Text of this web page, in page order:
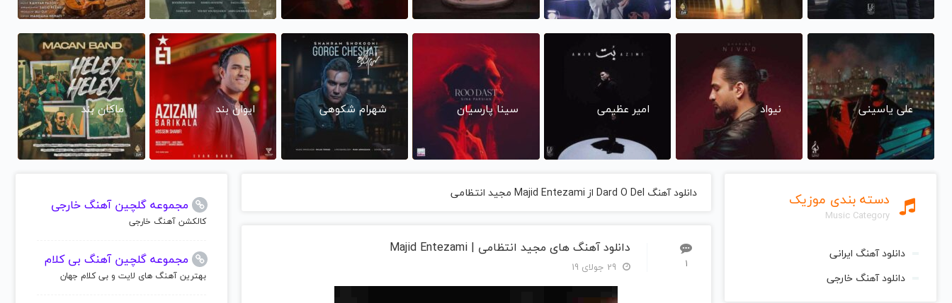
علی یاسینی نیواد امیر عظیمی سینا پارسیان شهرام شکوهی ایوان بند ماکان بند
دسته بندی موزیک
Music Category
دانلود آهنگ ایرانی
دانلود آهنگ خارجی
دانلود آهنگ Dard O Del از Majid Entezami مجید انتظامی
1
دانلود آهنگ های مجید انتظامی | Majid Entezami
مجموعه گلچین آهنگ خارجی
کالکشن آهنگ خارجی
مجموعه گلچین آهنگ بی کلام
بهترین آهنگ های لایت و بی کلام جهان